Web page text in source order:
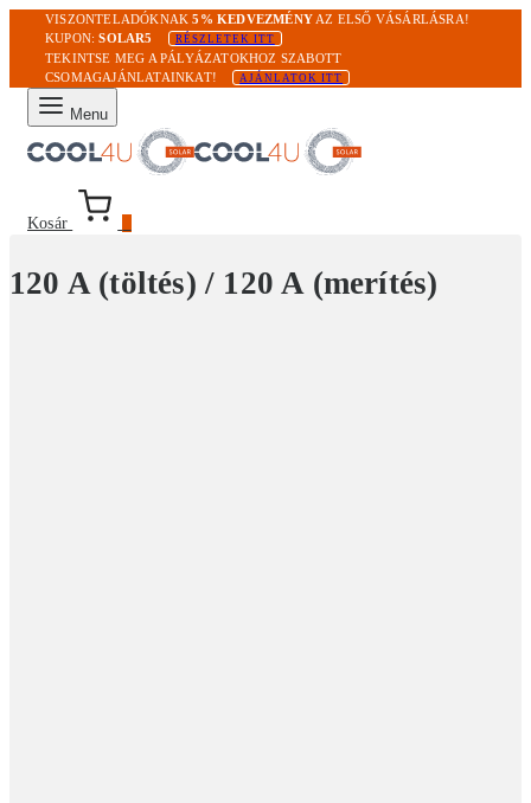
VISZONTELADÓKNAK5% KEDVEZMÉNY AZ ELSŐ VÁSÁRLÁSRA!
KUPON:SOLAR5 RÉSZLETEK ITT
TEKINTSE MEG A PÁLYÁZATOKHOZ SZABOTT
CSOMAGAJÁNLATAINKAT!
AJÁNLATOK ITT
Menu
Kosár
120 A (töltés) / 120 A (merítés)